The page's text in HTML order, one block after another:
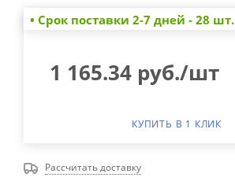
• Cрок поставки 2-7 дней - 28 шт.
1 165.34 руб./шт
КУПИТЬ В 1 КЛИК
Рассчитать доставку